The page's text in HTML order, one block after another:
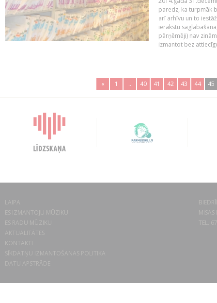
paredz, ka turpmāk
arī arhīvu un to
ierakstu
pārņēmēji) nav
izmantot bez
« 1 .. 40 41 42 43 44 45
LAIPA
ES IZMANTOJU MŪZIKU
ES RADU MŪZIKU
AKTUALITĀTES
KONTAKTI
SĪKDATŅU IZMANTOŠANAS POLITIKA
DATU APSTRĀDE
TEL.